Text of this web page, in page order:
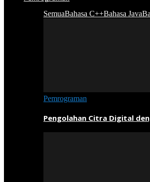
SemuaBahasa C++Bahasa Java
Pemrograman
Pengolahan Citra Digital